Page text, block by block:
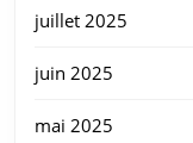
juillet 2025
juin 2025
mai 2025